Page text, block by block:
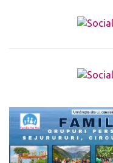
The form you have